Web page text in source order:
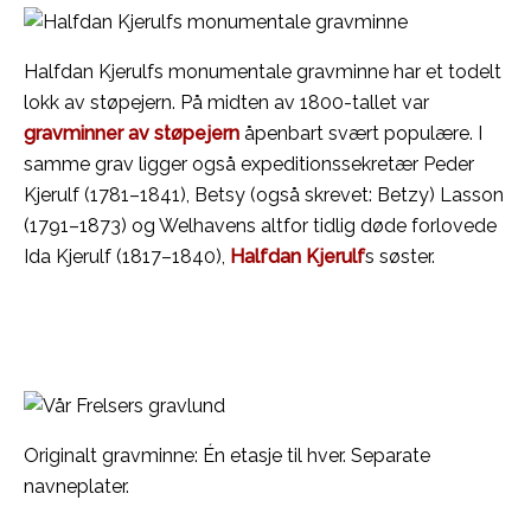
Halfdan Kjerulfs monumentale gravminne har et todelt
lokk av støpejern. På midten av 1800-tallet var
gravminner av støpejern åpenbart svært populære. I
samme grav ligger også expeditionssekretær Peder
Kjerulf (1781–1841), Betsy (også skrevet: Betzy) Lasson
(1791–1873) og Welhavens altfor tidlig døde forlovede
Ida Kjerulf (1817–1840), Halfdan Kjerulfs søster.
Originalt gravminne: Én etasje til hver. Separate
navneplater.